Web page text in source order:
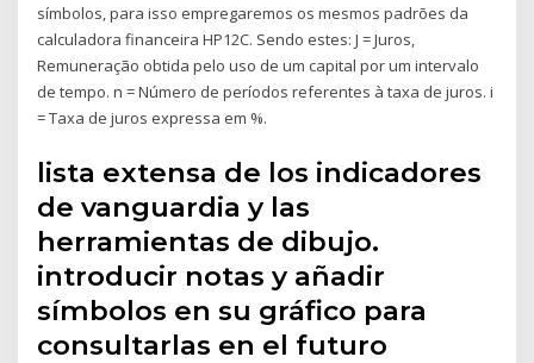
símbolos, para isso empregaremos os mesmos padrões da
calculadora financeira HP12C. Sendo estes: J = Juros,
Remuneração obtida pelo uso de um capital por um intervalo
de tempo. n = Número de períodos referentes à taxa de juros. i
= Taxa de juros expressa em %.
lista extensa de los indicadores
de vanguardia y las
herramientas de dibujo.
introducir notas y añadir
símbolos en su gráfico para
consultarlas en el futuro